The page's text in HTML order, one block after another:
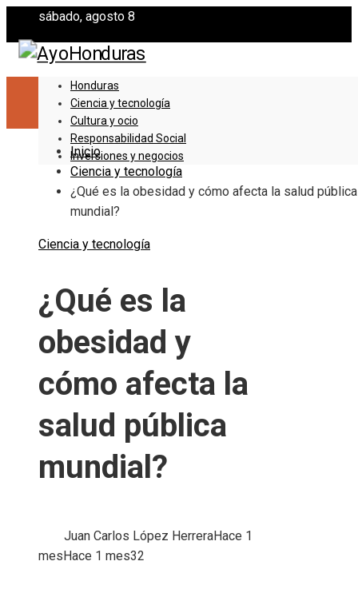
sábado, agosto 8
Honduras
Ciencia y tecnología
Cultura y ocio
Responsabilidad Social
Inversiones y negocios
Inicio
Ciencia y tecnología
¿Qué es la obesidad y cómo afecta la salud pública
mundial?
Ciencia y tecnología
¿Qué es la
obesidad y
cómo afecta la
salud pública
mundial?
Juan Carlos López HerreraHace 1
mes Hace 1 mes32